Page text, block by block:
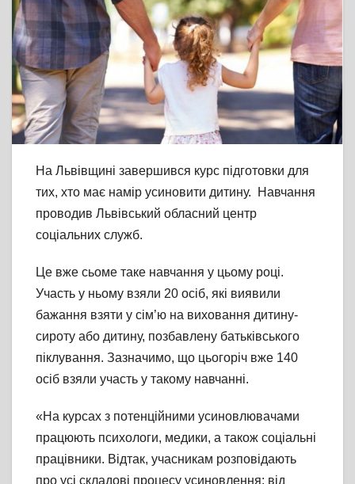
На Львівщині завершився курс підготовки для
тих, хто має намір усиновити дитину. Навчання
проводив Львівський обласний центр
соціальних служб.
Це вже сьоме таке навчання у цьому році.
Участь у ньому взяли 20 осіб, які виявили
бажання взяти у сім’ю на виховання дитину-
сироту або дитину, позбавлену батьківського
піклування. Зазначимо, що цьогоріч вже 140
осіб взяли участь у такому навчанні.
«На курсах з потенційними усиновлювачами
працюють психологи, медики, а також соціальні
працівники. Відтак, учасникам розповідають
про усі складові процесу усиновлення: від